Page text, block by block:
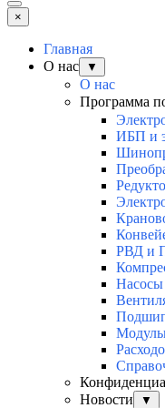
×
Главная
О нас
▼
О нас
Программа
ИБП и
РВД и
Насосы
Новости
▼